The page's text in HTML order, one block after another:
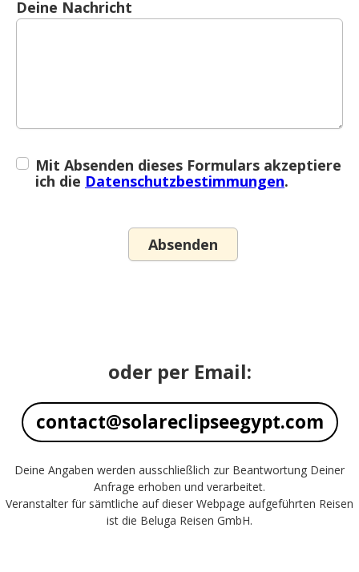
Deine Nachricht
Mit Absenden dieses Formulars akzeptiere
ich die Datenschutzbestimmungen.
oder per Email:
contact@solareclipseegypt.com
Deine Angaben werden ausschließlich zur Beantwortung Deiner
Anfrage erhoben und verarbeitet.
Veranstalter für sämtliche auf dieser Webpage aufgeführten Reisen
ist die Beluga Reisen GmbH.